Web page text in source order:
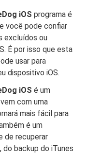
iOS programa é
você pode confiar
excluídos ou
É por isso que esta
usar para
dispositivo iOS.
iOS é um
com uma
mais fácil para
é um
de recuperar
backup do iTunes